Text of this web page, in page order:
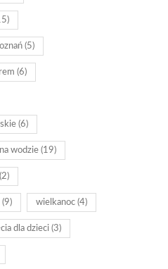
(5)
(6)
(6)
wodzie (19)
(2)
(9) wielkanoc (4)
dla dzieci (3)